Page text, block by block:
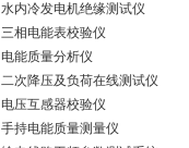
水内冷发电机绝缘测试仪
三相电能表校验仪
电能质量分析仪
二次降压及负荷在线测试仪
电压互感器校验仪
手持电能质量测量仪